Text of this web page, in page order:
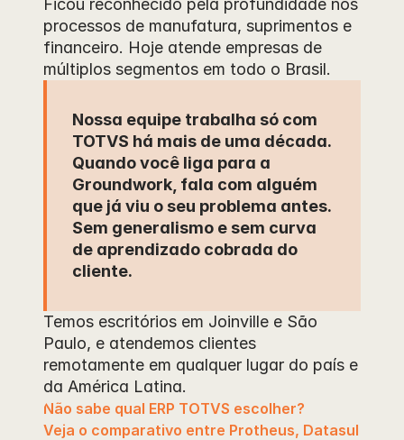
Ficou reconhecido pela profundidade nos
processos de manufatura, suprimentos e
financeiro. Hoje atende empresas de
múltiplos segmentos em todo o Brasil.
Nossa equipe trabalha só com
TOTVS há mais de uma década.
Quando você liga para a
Groundwork, fala com alguém
que já viu o seu problema antes.
Sem generalismo e sem curva
de aprendizado cobrada do
cliente.
Temos escritórios em Joinville e São
Paulo, e atendemos clientes
remotamente em qualquer lugar do país e
da América Latina.
Não sabe qual ERP TOTVS escolher?
Veja o comparativo entre Protheus, Datasul e RM